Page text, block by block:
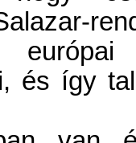
és így